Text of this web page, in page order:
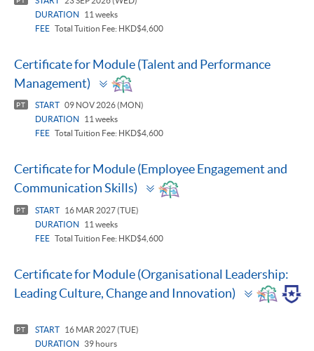
DURATION
11 weeks
FEE Total Tuition Fee: HKD$4,600
Certificate for Module (Talent and Performance
Management)
Toggle
panel
PT START 09 NOV 2026 (MON)
DURATION
11 weeks
FEE Total Tuition Fee: HKD$4,600
Certificate for Module (Employee Engagement and
Communication Skills)
Toggle
panel
PT START
16 MAR 2027 (TUE)
DURATION
11 weeks
FEE Total Tuition Fee: HKD$4,600
Certificate for Module (Organisational Leadership:
Leading Culture, Change and Innovation)
Toggle
panel
PT START
16 MAR 2027 (TUE)
DURATION
39 hours